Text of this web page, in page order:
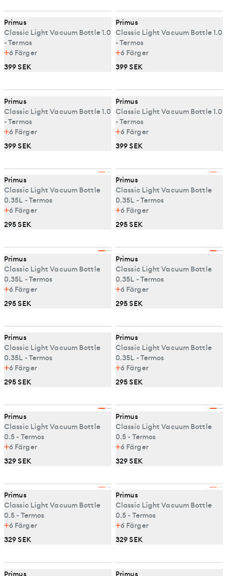
Primus
Classic Light Vacuum Bottle 1.0
- Termos
6 Färger
399 SEK
Primus
Classic Light Vacuum Bottle 1.0
- Termos
6 Färger
399 SEK
Primus
Classic Light Vacuum Bottle 1.0
- Termos
6 Färger
399 SEK
Primus
Classic Light Vacuum Bottle 1.0
- Termos
6 Färger
399 SEK
Primus
Classic Light Vacuum Bottle
0.35L - Termos
6 Färger
295 SEK
Primus
Classic Light Vacuum Bottle
0.35L - Termos
6 Färger
295 SEK
Primus
Classic Light Vacuum Bottle
0.35L - Termos
6 Färger
295 SEK
Primus
Classic Light Vacuum Bottle
0.35L - Termos
6 Färger
295 SEK
Primus
Classic Light Vacuum Bottle
0.35L - Termos
6 Färger
295 SEK
Primus
Classic Light Vacuum Bottle
0.35L - Termos
6 Färger
295 SEK
Primus
Classic Light Vacuum Bottle
0.5 - Termos
6 Färger
329 SEK
Primus
Classic Light Vacuum Bottle
0.5 - Termos
6 Färger
329 SEK
Primus
Classic Light Vacuum Bottle
0.5 - Termos
6 Färger
329 SEK
Primus
Classic Light Vacuum Bottle
0.5 - Termos
6 Färger
329 SEK
Primus Primus